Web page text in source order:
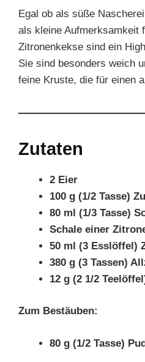
Egal ob als süße
als kleine Aufmerksamkeit
Zitronenkekse sind ein
Sie sind besonders weich
feine Kruste, die für einen
Zutaten
2 Eier
100 g (1/2 Tasse)
80 ml (1/3 Tasse)
Schale einer
50 ml (3 Esslöffel)
380 g (3 Tassen)
12 g (2 1/2
Zum Bestäuben:
80 g (1/2 Tasse)